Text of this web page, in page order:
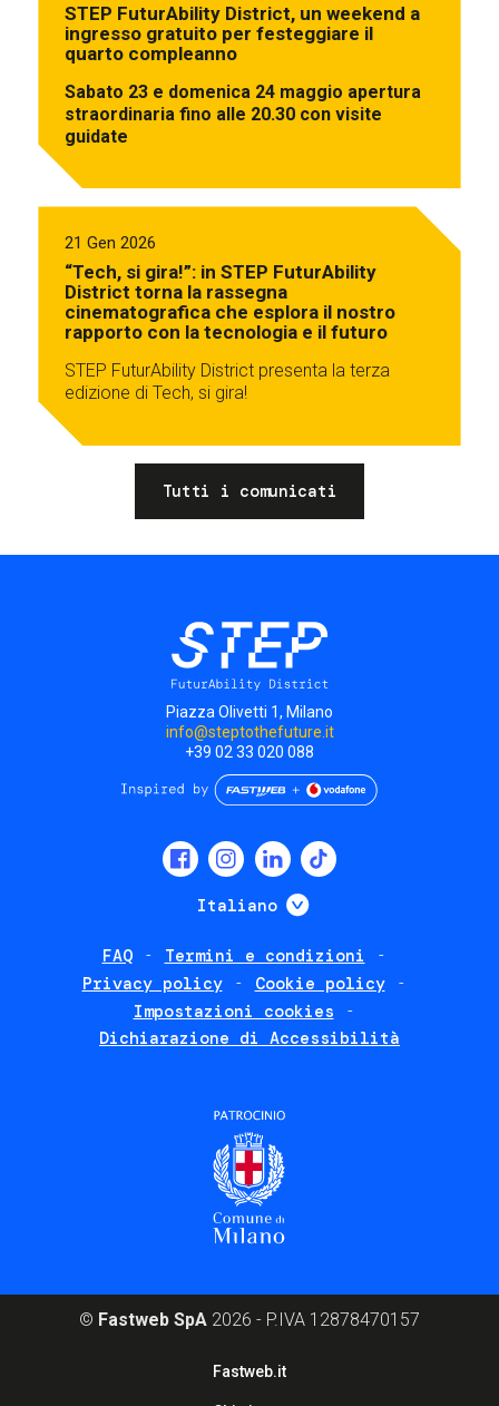
STEP FuturAbility District, un weekend a
ingresso gratuito per festeggiare il
quarto compleanno
Sabato 23 e domenica 24 maggio apertura
straordinaria fino alle 20.30 con visite
guidate
21 Gen 2026
“Tech, si gira!”: in STEP FuturAbility
District torna la rassegna
cinematografica che esplora il nostro
rapporto con la tecnologia e il futuro
STEP FuturAbility District presenta la terza
edizione di Tech, si gira!
Tutti i comunicati
Piazza Olivetti 1, Milano
info@steptothefuture.it
+39 02 33 020 088
Italiano Mostra ulteriori
FAQ
Termini e condizioni
Privacy policy
Cookie policy
Impostazioni cookies
Dichiarazione di Accessibilità
© Fastweb SpA 2026 - P.IVA 12878470157
Fastweb.it